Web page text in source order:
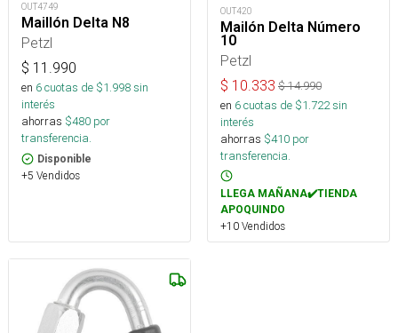
OUT4749
Maillón Delta N8
Petzl
$ 11.990
en 6cuotas de $1.998sin
interés
ahorras $480 por
transferencia.
Disponible
+5 Vendidos
OUT420
Mailón Delta Número
10
Petzl
$ 10.333 $14.990
en 6cuotas de $1.722sin
interés
ahorras $410 por
transferencia.
LLEGA MAÑANA✔️TIENDA
APOQUINDO
+10 Vendidos